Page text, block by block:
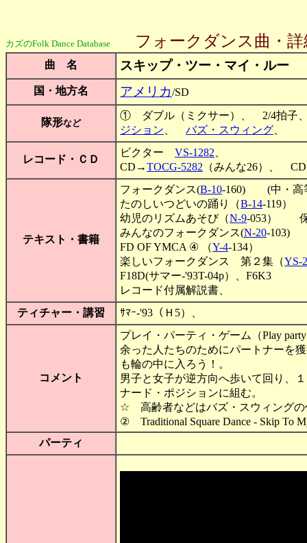
カズのFolk Dance Database フォークダンス曲・詳
曲 名 スキップ・ツー・マイ・ルー
国・地方名 アメリカ/SD
隊形など
① ダブル（ミクサー）、 2/4拍子、
ジション
バズ・スウィング
レコード・ＣＤ
ビクター VS-1282
CD→TOCG-5282 （みんな26）、
テキスト・書籍
フォークダンス(B-10-160) (中・高
たのしいつどいの踊り（B-14-119）
幼児のリズムあそび（N-9-053） 保
みんなのフォークダンス(N-20-103)
FD OF YMCA ④ （Y-4-134）
楽しいフォークダンス 第２集（YS-2
F18D(サマー-'93T-04p）、F6K3
レコード付属解説書、
ティチャー・講習
ｻﾏｰ-'93（Ｈ5）、
コメント
プレイ・パーティ・ゲーム（Play party
余った人たちのためにパートナーを
も輪の中に入ろう！。
男子と女子が逆方向へ歩いて回り、
ナード・ポジションに組む。
☆ 高齢者などはバズ・スウィングの
② Traditional Square Dance - Skip To
パーティ